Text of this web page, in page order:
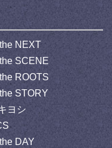
NEXT
SCENE
ROOTS
STORY
ヨシ
DAY